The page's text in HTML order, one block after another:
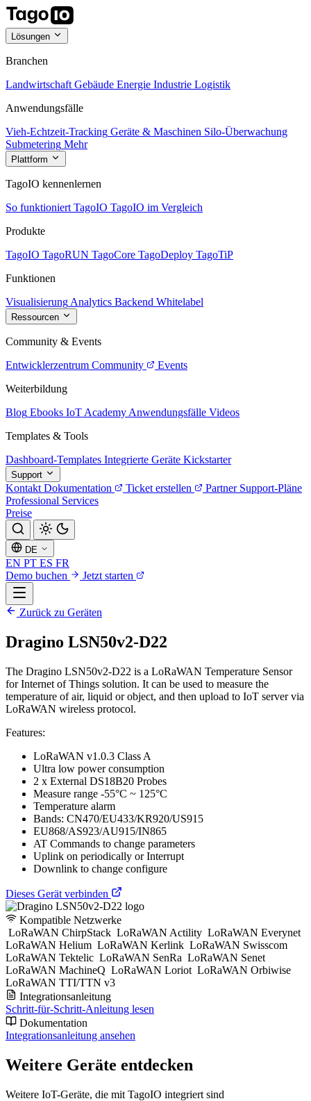
Lösungen
Branchen
Landwirtschaft Gebäude Energie Industrie Logistik
Anwendungsfälle
Vieh-Echtzeit-Tracking Geräte & Maschinen Silo-Überwachung
Submetering Mehr
Plattform
TagoIO kennenlernen
So funktioniert TagoIO TagoIO im Vergleich
Produkte
TagoIO TagoRUN TagoCore TagoDeploy TagoTiP
Funktionen
Visualisierung Analytics Backend Whitelabel
Ressourcen
Community & Events
Entwicklerzentrum Community
Events
Weiterbildung
Blog Ebooks IoT Academy Anwendungsfälle Videos
Templates & Tools
Dashboard-Templates Integrierte Geräte Kickstarter
Support
Kontakt Dokumentation Ticket erstellen Partner Support-Pläne
Professional Services
Preise
DE
EN PT ES FR
Demo buchen
Jetzt starten
Zurück zu Geräten
Dragino LSN50v2-D22
The Dragino LSN50v2-D22 is a LoRaWAN Temperature Sensor
for Internet of Things solution. It can be used to measure the
temperature of air, liquid or object, and then upload to IoT server via
LoRaWAN wireless protocol.
Features:
LoRaWAN v1.0.3 Class A
Ultra low power consumption
2 x External DS18B20 Probes
Measure range -55°C ~ 125°C
Temperature alarm
Bands: CN470/EU433/KR920/US915
EU868/AS923/AU915/IN865
AT Commands to change parameters
Uplink on periodically or Interrupt
Downlink to change configure
Dieses Gerät verbinden
Kompatible Netzwerke
LoRaWAN ChirpStack LoRaWAN Actility LoRaWAN Everynet
LoRaWAN Helium LoRaWAN Kerlink LoRaWAN Swisscom
LoRaWAN Tektelic LoRaWAN SenRa LoRaWAN Senet
LoRaWAN MachineQ LoRaWAN Loriot LoRaWAN Orbiwise
LoRaWAN TTI/TTN v3
Integrationsanleitung
Schritt-für-Schritt-Anleitung lesen
Dokumentation
Integrationsanleitung ansehen
Weitere Geräte entdecken
Weitere IoT-Geräte, die mit TagoIO integriert sind